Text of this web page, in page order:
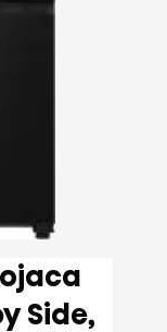
Side,